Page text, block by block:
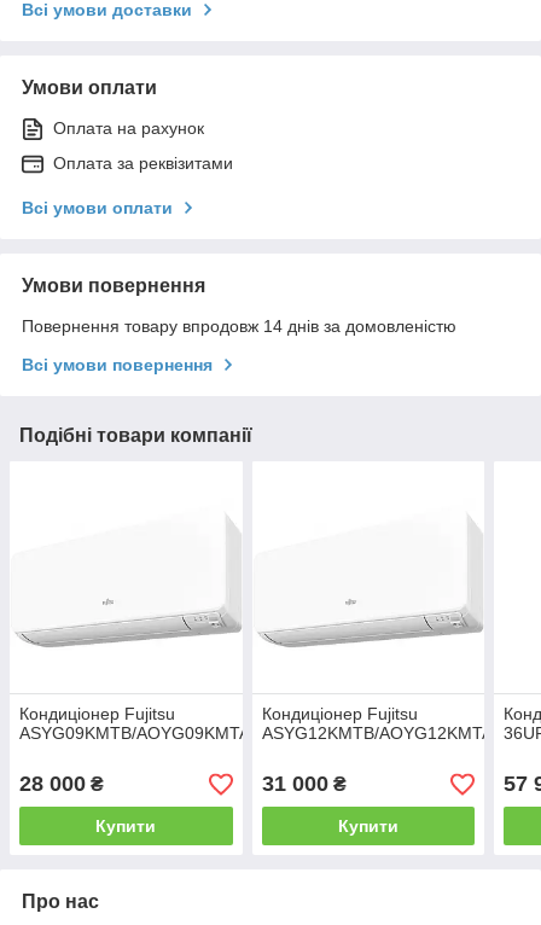
Всі умови доставки
Умови оплати
Оплата на рахунок
Оплата за реквізитами
Всі умови оплати
Умови повернення
Повернення товару впродовж 14 днів за домовленістю
Всі умови повернення
Подібні товари компанії
Кондиціонер Fujitsu
ASYG09KMTB/AOYG09KMTA
28 000 ₴
Купити
Кондиціонер Fujitsu
ASYG12KMTB/AOYG12KMTA
31 000₴
Купити
57
Про нас